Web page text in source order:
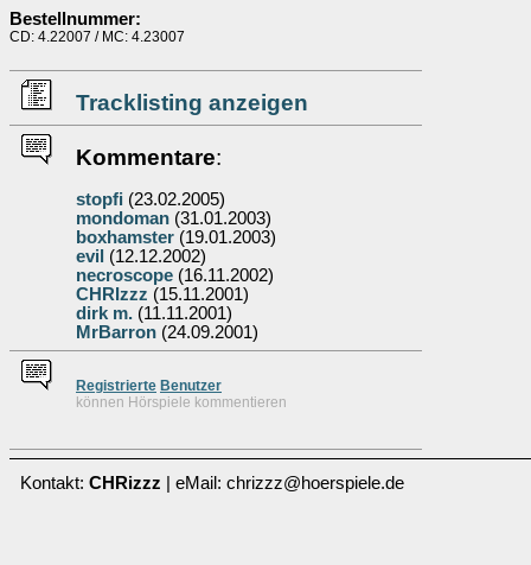
Bestellnummer:
CD: 4.22007 / MC: 4.23007
Tracklisting anzeigen
Kommentare:
stopfi (23.02.2005)
mondoman (31.01.2003)
boxhamster (19.01.2003)
evil (12.12.2002)
necroscope (16.11.2002)
CHRIzzz (15.11.2001)
dirk m. (11.11.2001)
MrBarron (24.09.2001)
Registrierte Benutzer
können Hörspiele kommentieren
Kontakt: CHRizzz | eMail: chrizzz@hoerspiele.de